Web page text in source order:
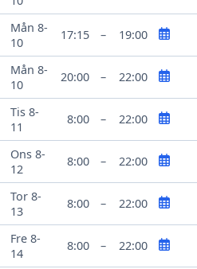
Mån 8-
10
17:15 – 19:00
Mån 8-
10
20:00 – 22:00
Tis 8-
11
8:00 – 22:00
Ons 8-
12
8:00 – 22:00
Tor 8-
13
8:00 – 22:00
Fre 8-
14
8:00 – 22:00